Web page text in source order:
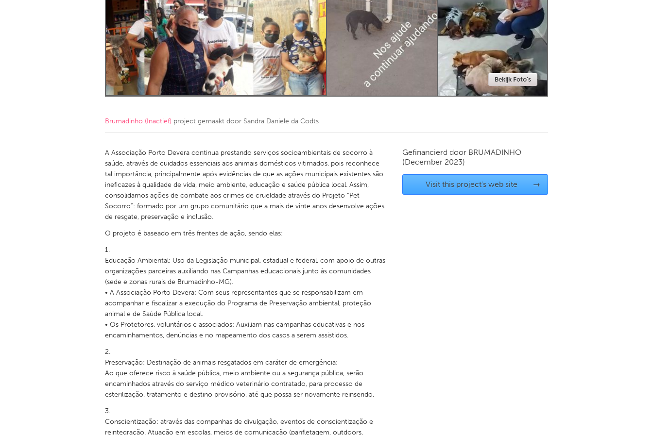
Amherstburg
Kingston Kitchener-Waterloo New Glasgow
Newmarket
Ottawa
South Shore Toronto
MALAYSIA
Kuala Lumpur
NETHERLANDS
QATAR
Qatar
SINGAPORE
Singapore
UNITED KINGDOM
Glasgow
UNITED STATES
Ann Arbor, MI
Austin, TX
Cass Clay
Chicago, IL Cleveland, OH
Gainesville, FL
Georgetown, MA
Miami, FL
Philadelphia, PA
Pittsburgh, PA Portland, OR
Rockport, MA
San Antonio, TX San Francisco, CA
Seattle, WA
South Bend, IN St. Paul, MN State College, PA
Westminster, MD
Bekijk Foto's
Brumadinho (Inactief) project gemaakt door Sandra Daniele da Codts
A Associação Porto Devera continua prestando serviços socioambientais de socorro à
saúde, através de cuidados essenciais aos animais domésticos vitimados, pois reconhece
tal importância, principalmente após evidências de que as ações municipais existentes são
ineficazes à qualidade de vida, meio ambiente, educação e saúde pública local. Assim,
consolidamos ações de combate aos crimes de crueldade através do Projeto “Pet
Socorro”: formado por um grupo comunitário que a mais de vinte anos desenvolve ações
de resgate, preservação e inclusão.
O projeto é baseado em três frentes de ação, sendo elas:
Educação Ambiental: Uso da Legislação municipal, estadual e federal, com apoio de outras
organizações parceiras auxiliando nas Campanhas educacionais junto às comunidades
(sede e zonas rurais de Brumadinho-MG).
• A Associação Porto Devera: Com seus representantes que se responsabilizam em
acompanhar e fiscalizar a execução do Programa de Preservação ambiental, proteção
animal e de Saúde Pública local.
• Os Protetores, voluntários e associados: Auxiliam nas campanhas educativas e nos
encaminhamentos, denúncias e no mapeamento dos casos a serem assistidos.
Preservação: Destinação de animais resgatados em caráter de emergência:
Ao que oferece risco à saúde pública, meio ambiente ou a segurança pública, serão
encaminhados através do serviço médico veterinário contratado, para processo de
esterilização, tratamento e destino provisório, até que possa ser novamente reinserido.
Conscientização: através das companhas de divulgação, eventos de conscientização e
reintegração. Atuação em escolas, meios de comunicação (panfletagem, outdoors,
Gefinancierd door BRUMADINHO
(December 2023)
Visit this project's web site →